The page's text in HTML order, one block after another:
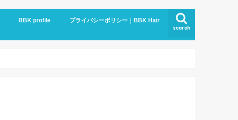
search
BBK profile プライバシーポリシー｜BBK Hair